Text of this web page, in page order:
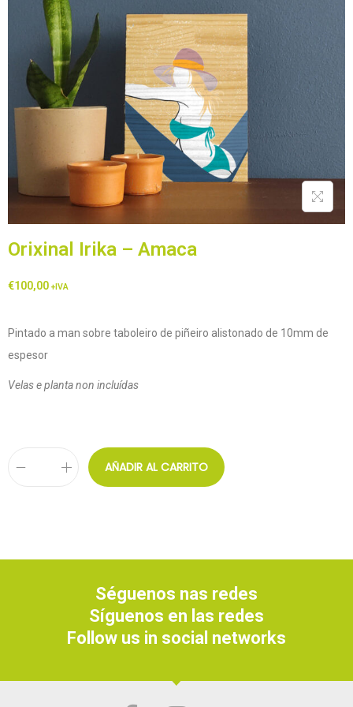
Orixinal Irika – Amaca
€100,00 +IVA
Pintado a man sobre taboleiro de piñeiro alistonado de 10mm de
espesor
Velas e planta non incluídas
AÑADIR AL CARRITO
Séguenos nas redes
Síguenos en las redes
Follow us in social networks